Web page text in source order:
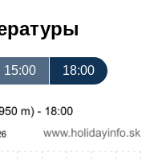
15:00 18:00